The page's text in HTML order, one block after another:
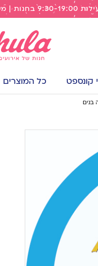
חינם מעל 299 ש"ח
קונספט כל המוצרים